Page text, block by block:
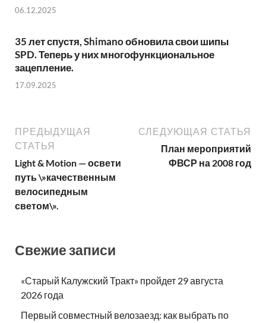
06.12.2025
35 лет спустя, Shimano обновила свои шипы
SPD. Теперь у них многофункциональное
зацепление.
17.09.2025
ПРЕДЫДУЩАЯ
СТАТЬЯ
Light & Motion — освети
путь \»качественным
велосипедным
светом\».
СЛЕДУЮЩАЯ СТАТЬЯ
План мероприятий
ФВСР на 2008 год
Свежие записи
«Старый Калужский Тракт» пройдет 29 августа
2026 года
Первый совместный велозаезд: как выбрать по